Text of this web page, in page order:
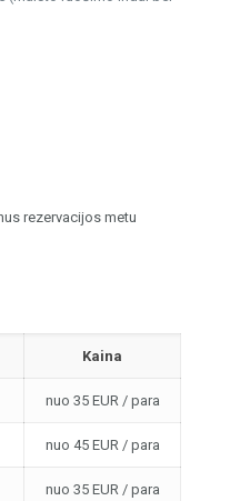
rezervacijos metu
Kaina
nuo 35 EUR / para
nuo 45 EUR / para
nuo 35 EUR / para